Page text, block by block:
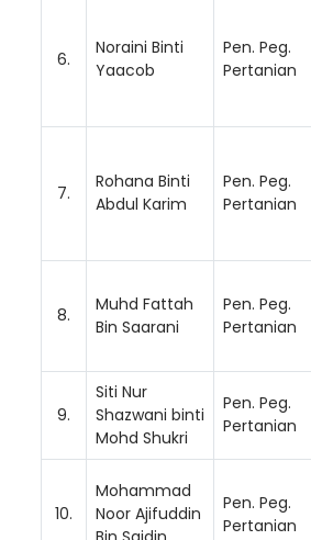
6.
Noraini Binti
Yaacob
Pen. Peg.
Pertanian
7.
Rohana Binti
Abdul Karim
Pen. Peg.
Pertanian
8.
Muhd Fattah
Bin Saarani
Pen. Peg.
Pertanian
9.
Siti Nur
Shazwani binti
Mohd Shukri
Pen. Peg.
Pertanian
10.
Mohammad
Noor Ajifuddin
Pen. Peg.
Pertanian